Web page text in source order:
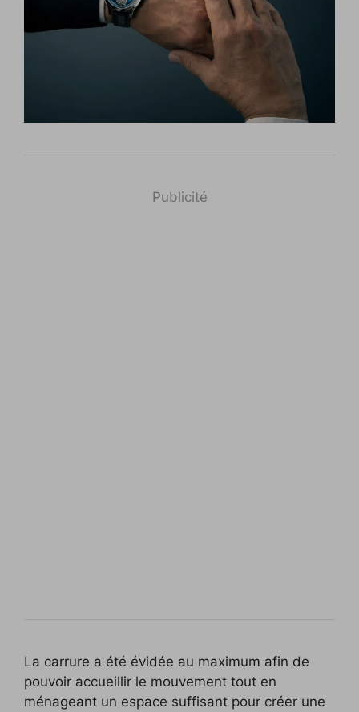
Publicité
La carrure a été évidée au maximum afin de
pouvoir accueillir le mouvement tout en
ménageant un espace suffisant pour créer une